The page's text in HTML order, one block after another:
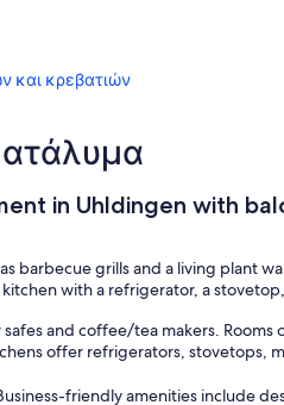
και κρεβατιών
in Uhldingen with
barbecue grills and a living plant
with a refrigerator, a
and coffee/tea makers. Rooms
offer refrigerators, stovetops,
friendly amenities include